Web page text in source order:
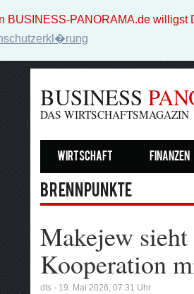
BUSINESS-PANORAMA.de
BUSINESS
DAS WIRTSCHAFTSMAGAZIN
Wirtschaft Finanzen
Brennpunkte
Makejew
Kooperation
dts - 19. Mai 2026, 07:31 Uhr